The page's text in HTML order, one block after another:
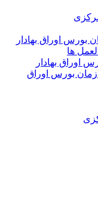
اوراق بهادار
ها
اوراق بهادار
بورس اوراق